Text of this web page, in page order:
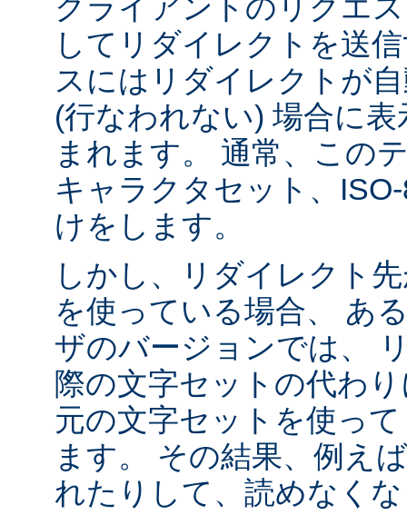
クライアントのリクエ
してリダイレクトを送
スにはリダイレクトが
(行なわれない) 場合に
まれます。 通常、この
キャラクタセット、
けをします。
しかし、リダイレクト
を使っている場合、 あ
ザのバージョンでは、
際の文字セットの代わ
元の文字セットを使っ
ます。 その結果、例え
れたりして、読めなく